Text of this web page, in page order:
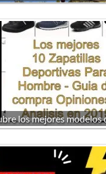
los mejores modelos